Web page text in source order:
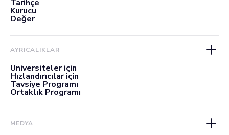
Tarihçe
Kurucu
Değer
AYRICALIKLAR
Üniversiteler için
Hızlandırıcılar için
Tavsiye Programı
Ortaklık Programı
MEDYA